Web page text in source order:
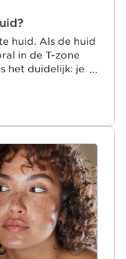
huid. Als de huid
in de T-zone
het duidelijk: je
externe
of een te
teint gebruik je
talg helpen
’s avonds met